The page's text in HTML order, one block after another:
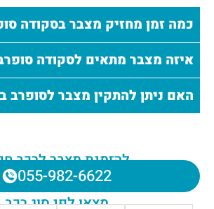
להזמנת מצבר לרכב
055-982-6622
מצאו לפי סוג רכב
כמה זמן מחזיק מצבר בסקודה
איזה מצבר מתאים לסקודה
האם ניתן להתקין מצבר לסופרב